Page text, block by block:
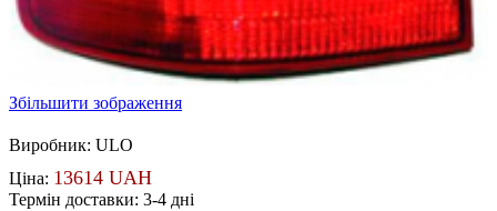
Збільшити зображення
Виробник: ULO
Ціна: 13614 UAH
Термін доставки: 3-4 дні